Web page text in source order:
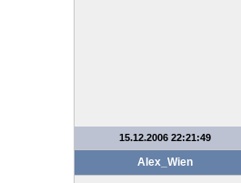
15.12.2006 22:21:49
Alex_Wien